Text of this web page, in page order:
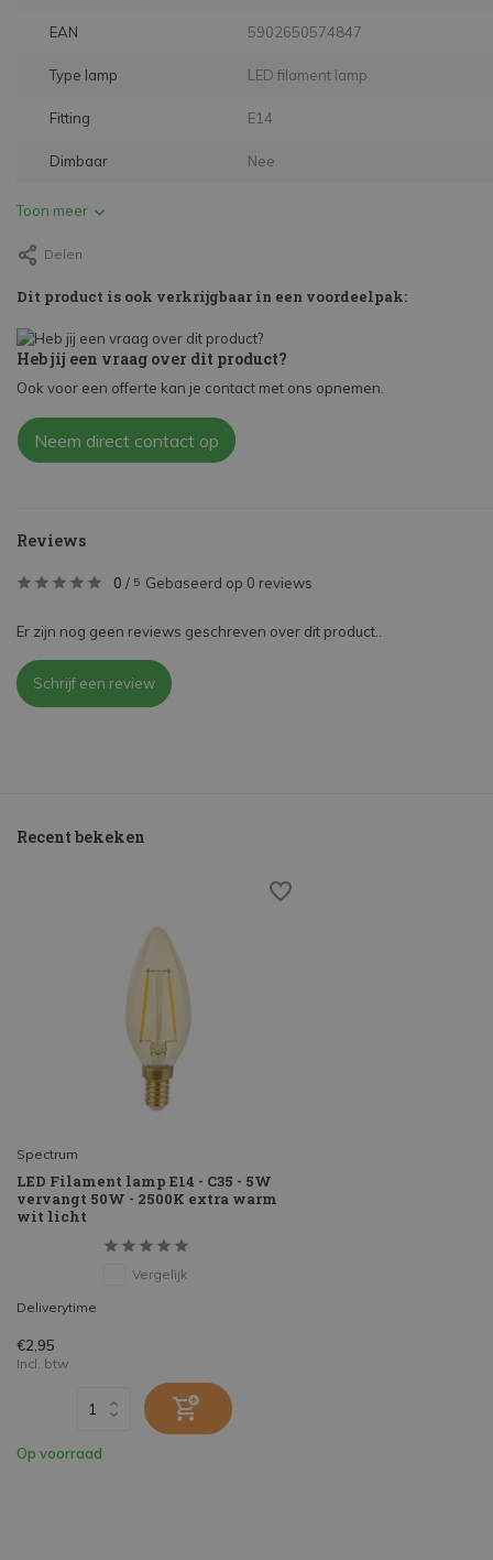
EAN 5902650574847
Type lamp LED filament lamp
Fitting E14
Dimbaar Nee
Toon meer
Delen
Dit product is ook verkrijgbaar in een voordeelpak:
Heb jij een vraag over dit product?
Ook voor een offerte kan je contact met ons opnemen.
Neem direct contact op
Reviews
0 / 5 Gebaseerd op 0 reviews
Er zijn nog geen reviews geschreven over dit product..
Schrijf een review
Recent bekeken
Spectrum
LED Filament lamp E14 - C35 - 5W
vervangt 50W - 2500K extra warm
wit licht
Vergelijk
Deliverytime
€2,95
Incl. btw
Op voorraad